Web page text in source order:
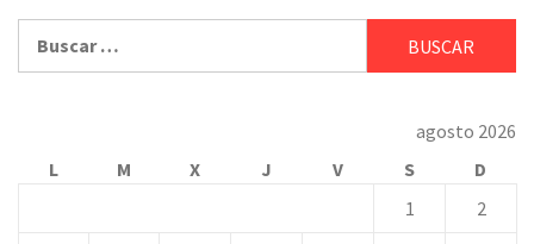
agosto 2026
L
M X J V S
D
1
2